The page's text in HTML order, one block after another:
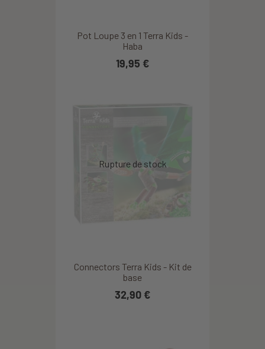
Pot Loupe 3 en 1 Terra Kids -
Haba
19,95 €
Connectors Terra Kids - Kit de
base
32,90 €